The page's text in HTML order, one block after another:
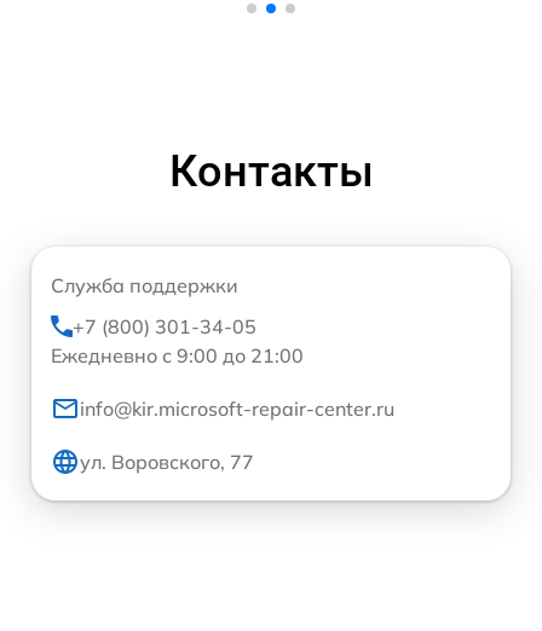
Контакты
Служба поддержки
+7 (800) 301-34-05
Ежедневно с 9:00 до 21:00
info@kir.microsoft-repair-center.ru
ул. Воровского, 77